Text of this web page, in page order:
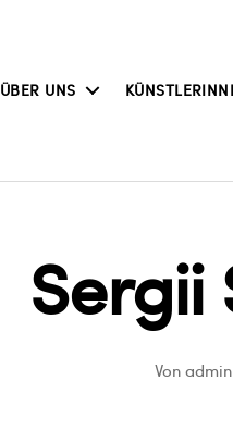
ÜBER UNS
Sergii
Von admin